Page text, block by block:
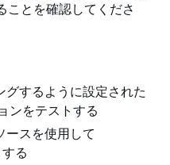
ことを確認してくださ
するように設定された
ンをテストする
ースを使用して
る